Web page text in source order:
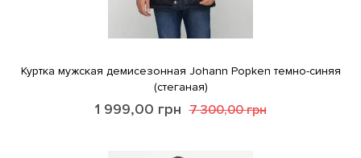
Куртка мужская демисезонная Johann Popken темно-синяя
(стеганая)
1 999,00 грн 7 300,00грн